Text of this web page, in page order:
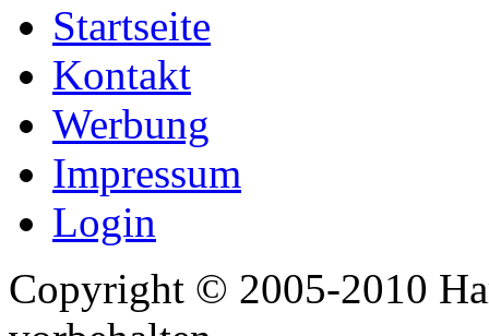
Startseite
Kontakt
Werbung
Impressum
Login
Copyright © 2005-2010